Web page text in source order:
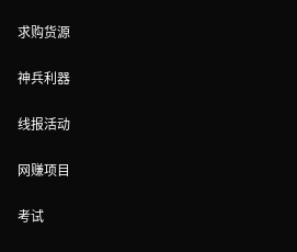
求购货源
神兵利器
线报活动
网赚项目
考试